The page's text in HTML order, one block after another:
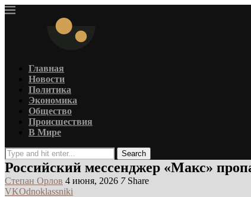
Главная
Новости
Политика
Экономика
Общество
Происшествия
В Мире
Search
Российский мессенджер «Макс»
Степан Орлов 4 июня, 2026 7 Share
VKOdnoklassniki